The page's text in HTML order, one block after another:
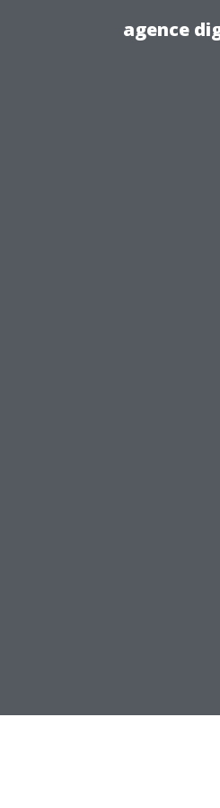
agence